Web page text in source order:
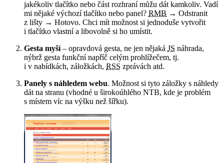
jakékoliv tlačítko nebo část rozhraní můžu dát kamkoliv. Vadí
mi nějaké výchozí tlačítko nebo panel? RMB → Odstranit
z lišty → Hotovo. Chci mít možnost si jednoduše vytvořit
i tlačítko vlastní a libovolně si ho umístit.
Gesta myší– opravdová gesta, ne jen nějaká JS náhrada,
nýbrž gesta funkční napříč celým prohlížečem, tj.
i v nabídkách, záložkách, RSS zprávách atd.
Panely s náhledem webu. Možnost si tyto záložky s náhledy
dát na stranu (vhodné u širokoúhlého NTB, kde je problém
s místem víc na výšku než šířku).